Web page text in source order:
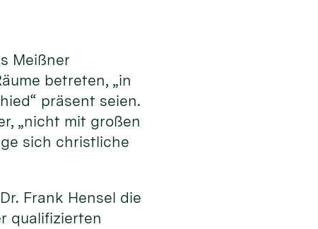
Meißner
betreten, „in
präsent seien.
„nicht mit großen
sich christliche
Frank Hensel die
qualifizierten